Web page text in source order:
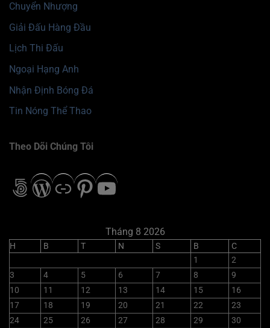
Chuyển Nhượng
Giải Đấu Hàng Đầu
Lịch Thi Đấu
Ngoại Hạng Anh
Nhận Định Bóng Đá
Tin Nóng Thể Thao
Theo Dõi Chúng Tôi
500px
WordPress
Liên kếtPinterest
Youtube
Tháng 8 2026
H B T N S B
C
1
2
3
4 5 6 7 8
9
10
11 12 13 14 15
16
17
18 19 20 21 22
23
24
25 26 27 28 29
30